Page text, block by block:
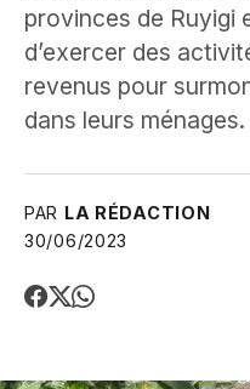
provinces de Ruyigi
d’exercer des
revenus pour
dans leurs ménages.
PAR LA RÉDACTION
30/06/2023